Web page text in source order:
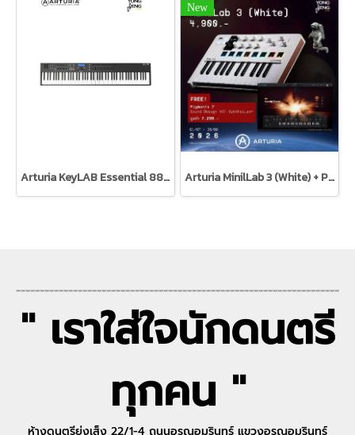
Arturia KeyLAB Essential 88 Black Edition
New
Arturia MinilLab 3 (White) + Pigments 7
--------------------------------------------------------------------
" เราใส่ใจนักดนตรี
ทุกคน "
ห้างดนตรีย่งเส็ง 22/1-4 ถนนอรุณอมรินทร์ แขวงอรุณอมรินทร์